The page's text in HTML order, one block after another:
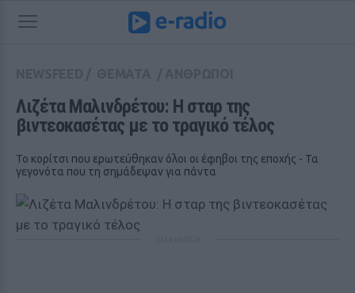
Λιζέτα Μαλινδρέτου: Η σταρ της
βιντεοκασέτας με το τραγικό τέλος
Το κορίτσι που ερωτεύθηκαν όλοι οι έφηβοι της εποχής - Τα
γεγονότα που τη σημάδεψαν για πάντα